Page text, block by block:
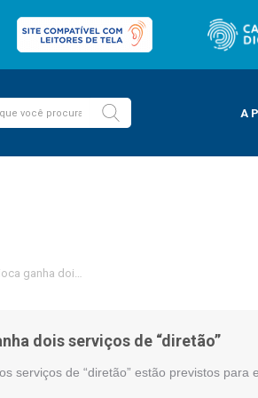
A
ganha dois serviços de “diretão”
dois serviços de “diretão”
serviços de “diretão” estão previstos